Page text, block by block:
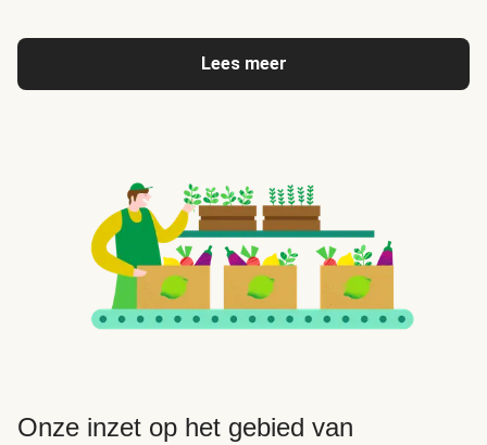
Lees meer
Onze inzet op het gebied van